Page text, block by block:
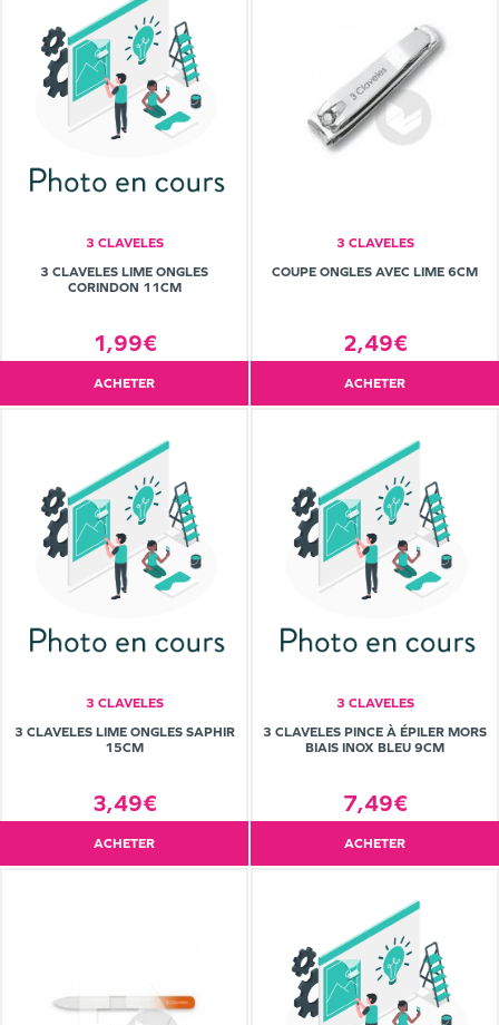
3 CLAVELES
3 CLAVELES LIME ONGLES
CORINDON 11CM
1,99€
ACHETER
3 CLAVELES
COUPE ONGLES AVEC LIME 6CM
2,49€
ACHETER
3 CLAVELES
3 CLAVELES LIME ONGLES SAPHIR
15CM
3,49€
ACHETER
3 CLAVELES
3 CLAVELES PINCE À ÉPILER MORS
BIAIS INOX BLEU 9CM
7,49€
ACHETER